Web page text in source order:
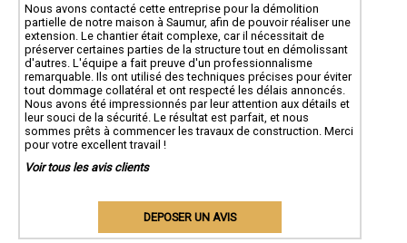
Nous avons contacté cette entreprise pour la démolition
partielle de notre maison à Saumur, afin de pouvoir réaliser une
extension. Le chantier était complexe, car il nécessitait de
préserver certaines parties de la structure tout en démolissant
d'autres. L'équipe a fait preuve d'un professionnalisme
remarquable. Ils ont utilisé des techniques précises pour éviter
tout dommage collatéral et ont respecté les délais annoncés.
Nous avons été impressionnés par leur attention aux détails et
leur souci de la sécurité. Le résultat est parfait, et nous
sommes prêts à commencer les travaux de construction. Merci
pour votre excellent travail !
Voir tous les avis clients
DEPOSER UN AVIS